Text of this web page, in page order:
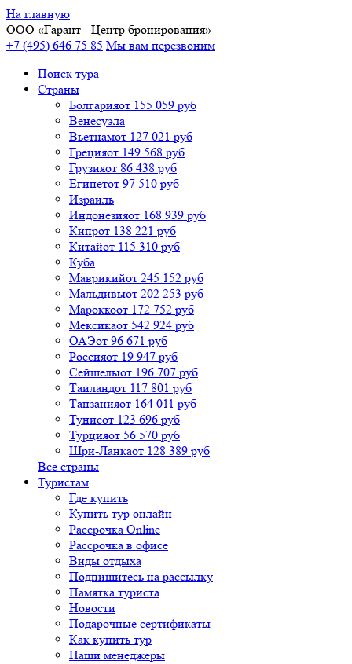
На главную
ООО «Гарант - Центр бронирования»
+7 (495) 646 75 85 Мы вам перезвоним
Поиск тура
Cтраны
Болгарияот 155 059 руб
Венесуэла
Вьетнамот 127 021 руб
Грецияот 149 568 руб
Грузияот 86 438 руб
Египетот 97 510 руб
Израиль
Индонезияот 168 939 руб
Кипрот 138 221 руб
Китайот 115 310 руб
Куба
Маврикийот 245 152 руб
Мальдивыот 202 253 руб
Мароккоот 172 752 руб
Мексикаот 542 924 руб
ОАЭот 96 671 руб
Россияот 19 947 руб
Сейшелыот 196 707 руб
Таиландот 117 801 руб
Танзанияот 164 011 руб
Тунисот 123 696 руб
Турцияот 56 570 руб
Шри-Ланкаот 128 389 руб
Все страны
Туристам
Где купить
Купить тур онлайн
Рассрочка Online
Рассрочка в офисе
Виды отдыха
Подпишитесь на рассылку
Памятка туриста
Новости
Подарочные сертификаты
Как купить тур
Наши менеджеры